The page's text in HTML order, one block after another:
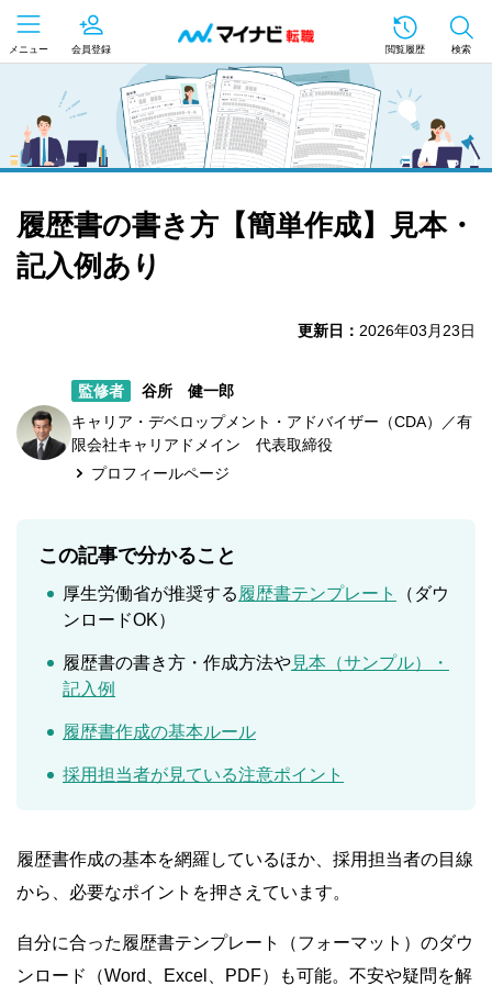
メニュー 会員登録 閲覧履歴 検索
履歴書の書き方【簡単作成】見本・
記入例あり
更新日： 2026年03月23日
監修者
谷所 健一郎
キャリア・デベロップメント・アドバイザー（CDA）／有
限会社キャリアドメイン 代表取締役
プロフィールページ
この記事で分かること
厚生労働省が推奨する 履歴書テンプレート
（ダウ
ンロードOK）
履歴書の書き方・作成方法や見本（サンプル）・
記入例
履歴書作成の基本ルール
採用担当者が見ている注意ポイント
履歴書作成の基本を網羅しているほか、採用担当者の目線
から、必要なポイントを押さえています。
自分に合った履歴書テンプレート（フォーマット）のダウ
ンロード（Word、Excel、PDF）も可能。不安や疑問を解